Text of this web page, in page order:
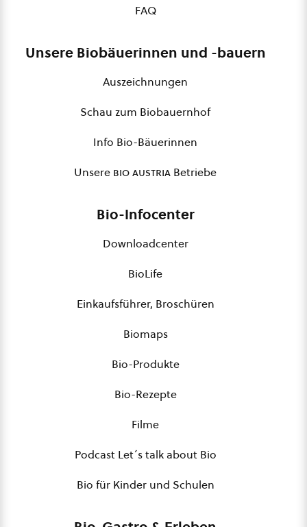
FAQ
Unsere Biobäuerinnen und -bauern
Auszeichnungen
Schau zum Biobauernhof
Info Bio-Bäuerinnen
Unsere bio austria Betriebe
Bio-Infocenter
Downloadcenter
BioLife
Einkaufsführer, Broschüren
Biomaps
Bio-Produkte
Bio-Rezepte
Filme
Podcast Let´s talk about Bio
Bio für Kinder und Schulen